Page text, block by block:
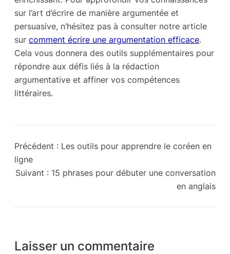
sur l’art d’écrire de manière argumentée et
persuasive, n’hésitez pas à consulter notre article
sur comment écrire une argumentation efficace.
Cela vous donnera des outils supplémentaires pour
répondre aux défis liés à la rédaction
argumentative et affiner vos compétences
littéraires.
Précédent : Les outils pour apprendre le coréen en
ligne
Suivant : 15 phrases pour débuter une conversation
en anglais
Laisser un commentaire